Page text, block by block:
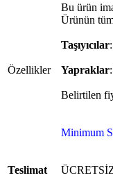
Özellikler
Bu ürün
Ürünün
Taşıyıcılar
Yapraklar
Belirtilen
Minimum
Teslimat